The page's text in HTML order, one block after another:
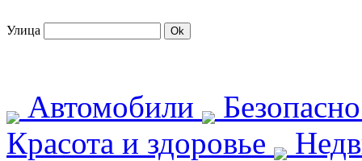
Улица
Автомобили
Красота и здоровье